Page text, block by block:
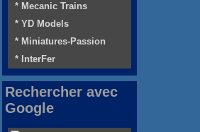
* Mecanic Trains
* YD Models
* Miniatures-Passion
* InterFer
Rechercher avec
Google